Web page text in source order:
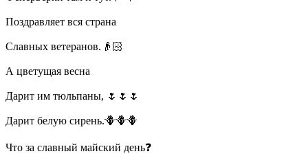
Поздравляет вся страна
Славных ветеранов.👴🏻
А цветущая весна
Дарит им тюльпаны, 🌷🌷🌷
Дарит белую сирень.🪻🪻🪻
Что за славный майский день❓